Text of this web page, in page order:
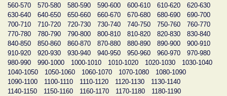
560-570
570-580 580-590 590-600 600-610 610-620
620-630
630-640
640-650 650-660 660-670 670-680 680-690
690-700
700-710
710-720 720-730 730-740 740-750 750-760
760-770
770-780
780-790 790-800 800-810 810-820 820-830
830-840
840-850
850-860 860-870 870-880 880-890 890-900
900-910
910-920
920-930 930-940 940-950 950-960 960-970
970-980
980-990
990-1000 1000-1010 1010-1020 1020-1030
1030-1040
1040-1050
1050-1060 1060-1070 1070-1080
1080-1090
1090-1100
1100-1110 1110-1120 1120-1130
1130-1140
1140-1150
1150-1160 1160-1170 1170-1180
1180-1190